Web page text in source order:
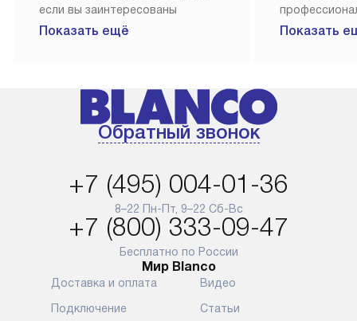
если вы заинтересованы
в товаре, который доступен
менеджером на сайте. Товары
с особым лейблом
доставляются бесплатно
аксессуаров не предусмотрена.
Для доставки в другие регионы
мы используем услуги
транспортной компании.
Уточняйте все условия доставки
у нашего менеджера при
оформлении заказа.
Показать ещё
Наш сервис
возможные
Готовые
Показать
Обратный звонок
+7 (495) 004-01-36
8–22 Пн-Пт, 9–22 Сб-Вс
+7 (800) 333-09-47
Бесплатно по России
Мир Blanco
Доставка и оплата
Подключение
Видео
Статьи